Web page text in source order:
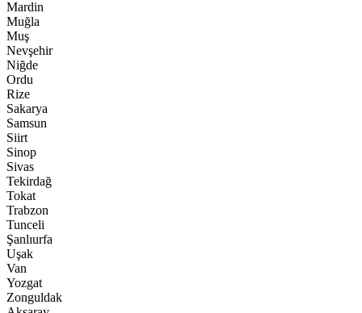
Mardin
Muğla
Muş
Nevşehir
Niğde
Ordu
Rize
Sakarya
Samsun
Siirt
Sinop
Sivas
Tekirdağ
Tokat
Trabzon
Tunceli
Şanlıurfa
Uşak
Van
Yozgat
Zonguldak